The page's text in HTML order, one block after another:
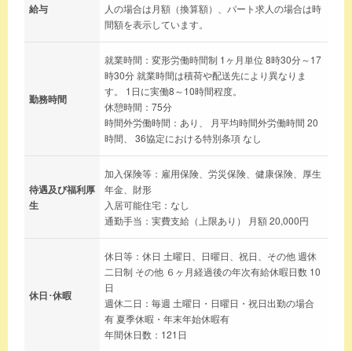
給与
人の場合は月額（換算額）、パート求人の場合は時
間額を表示しています。
勤務時間
就業時間：変形労働時間制 1ヶ月単位 8時30分～17
時30分 就業時間は積荷や配送先により異なりま
す。 1日に実働8～10時間程度。
休憩時間：75分
時間外労働時間：あり、 月平均時間外労働時間 20
時間、 36協定における特別条項 なし
待遇及び福利厚
生
加入保険等：雇用保険、労災保険、健康保険、厚生
年金、財形
入居可能住宅：なし
通勤手当：実費支給（上限あり） 月額 20,000円
休日･休暇
休日等：休日 土曜日、日曜日、祝日、その他 週休
二日制 その他 ６ヶ月経過後の年次有給休暇日数 10
日
週休二日：毎週 土曜日・日曜日・祝日出勤の場合
有 夏季休暇・年末年始休暇有
年間休日数：121日